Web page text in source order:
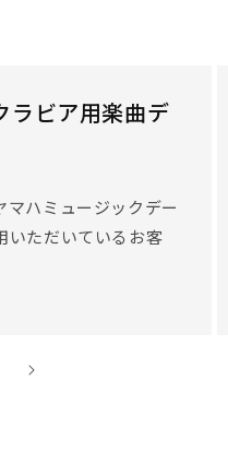
ラビア用楽曲デ
ハミュージックデー
いただいているお客